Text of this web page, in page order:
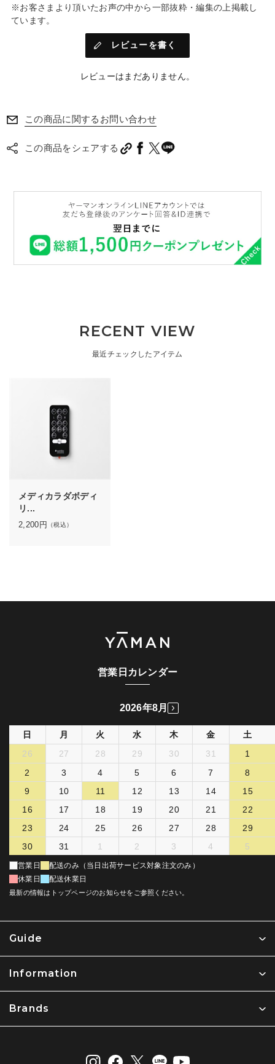
※お客さまより頂いたお声の中から一部抜粋・編集の上掲載し
ています。
レビューを書く
レビューはまだありません。
この商品に関するお問い合わせ
この商品をシェアする
RECENT VIEW
最近チェックしたアイテム
メディカラダボディ
リ...
2,200 円 （税込）
Guide
Information
Brands
営業日カレンダー
2026年8月
日 月 火 水 木 金
土
26
27 28 29 30 31
1
2
3 4 5 6 7
8
9
10 11 12 13 14
15
16
17 18 19 20 21
22
23
24 25 26 27 28
29
30
31 1 2 3 4 5
営業日
配送のみ（当日出荷サービス対象注文のみ）
休業日
配送休業日
最新の情報はトップページのお知らせをご参照ください。